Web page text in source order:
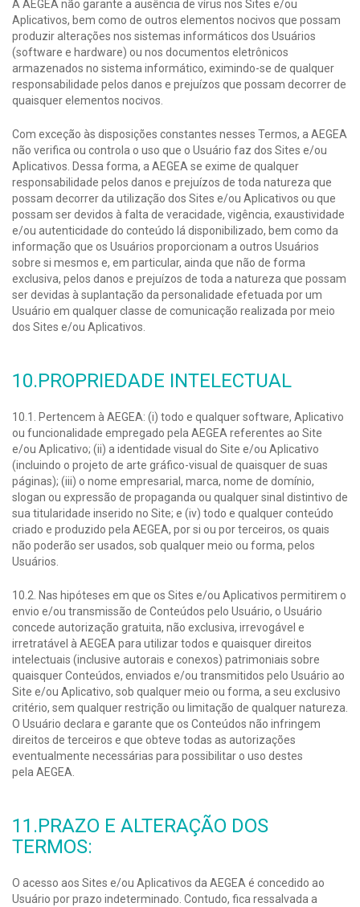
A AEGEA não garante a ausência de vírus nos Sites e/ou
Aplicativos, bem como de outros elementos nocivos que possam
produzir alterações nos sistemas informáticos dos Usuários
(software e hardware) ou nos documentos eletrônicos
armazenados no sistema informático, eximindo-se de qualquer
responsabilidade pelos danos e prejuízos que possam decorrer de
quaisquer elementos nocivos.
Com exceção às disposições constantes nesses Termos, a AEGEA
não verifica ou controla o uso que o Usuário faz dos Sites e/ou
Aplicativos. Dessa forma, a AEGEA se exime de qualquer
responsabilidade pelos danos e prejuízos de toda natureza que
possam decorrer da utilização dos Sites e/ou Aplicativos ou que
possam ser devidos à falta de veracidade, vigência, exaustividade
e/ou autenticidade do conteúdo lá disponibilizado, bem como da
informação que os Usuários proporcionam a outros Usuários
sobre si mesmos e, em particular, ainda que não de forma
exclusiva, pelos danos e prejuízos de toda a natureza que possam
ser devidas à suplantação da personalidade efetuada por um
Usuário em qualquer classe de comunicação realizada por meio
dos Sites e/ou Aplicativos.
10.PROPRIEDADE INTELECTUAL
10.1. Pertencem à AEGEA: (i) todo e qualquer software, Aplicativo
ou funcionalidade empregado pela AEGEA referentes ao Site
e/ou Aplicativo; (ii) a identidade visual do Site e/ou Aplicativo
(incluindo o projeto de arte gráfico-visual de quaisquer de suas
páginas); (iii) o nome empresarial, marca, nome de domínio,
slogan ou expressão de propaganda ou qualquer sinal distintivo de
sua titularidade inserido no Site; e (iv) todo e qualquer conteúdo
criado e produzido pela AEGEA, por si ou por terceiros, os quais
não poderão ser usados, sob qualquer meio ou forma, pelos
Usuários.
10.2. Nas hipóteses em que os Sites e/ou Aplicativos permitirem o
envio e/ou transmissão de Conteúdos pelo Usuário, o Usuário
concede autorização gratuita, não exclusiva, irrevogável e
irretratável à AEGEA para utilizar todos e quaisquer direitos
intelectuais (inclusive autorais e conexos) patrimoniais sobre
quaisquer Conteúdos, enviados e/ou transmitidos pelo Usuário ao
Site e/ou Aplicativo, sob qualquer meio ou forma, a seu exclusivo
critério, sem qualquer restrição ou limitação de qualquer natureza.
O Usuário declara e garante que os Conteúdos não infringem
direitos de terceiros e que obteve todas as autorizações
eventualmente necessárias para possibilitar o uso destes
pela AEGEA.
11.PRAZO E ALTERAÇÃO DOS
TERMOS:
O acesso aos Sites e/ou Aplicativos da AEGEA é concedido ao
Usuário por prazo indeterminado. Contudo, fica ressalvada a